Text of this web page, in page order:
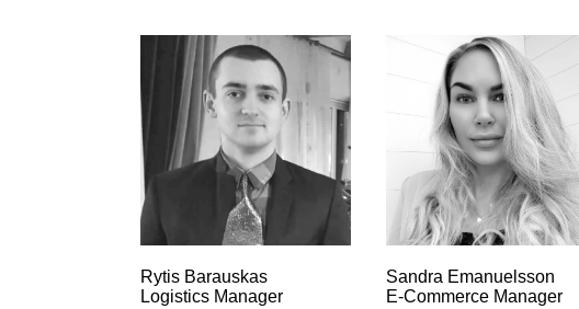
Rytis Barauskas
Logistics Manager
Sandra Emanuelsson
E-Commerce Manager